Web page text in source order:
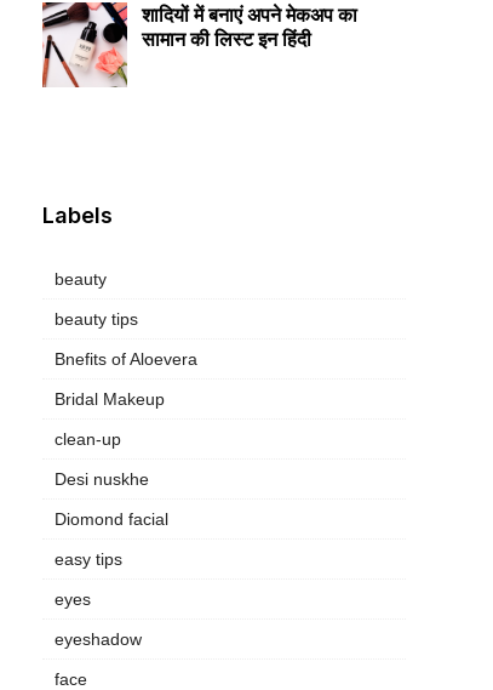
शादियों में बनाएं अपने मेकअप का
सामान की लिस्ट इन हिंदी
Labels
beauty
beauty tips
Bnefits of Aloevera
Bridal Makeup
clean-up
Desi nuskhe
Diomond facial
easy tips
eyes
eyeshadow
face